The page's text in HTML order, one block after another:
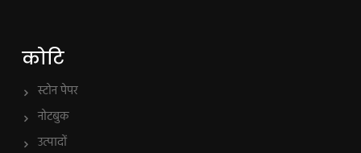
कोटि
स्टोन पेपर
नोटबुक
उत्पादों